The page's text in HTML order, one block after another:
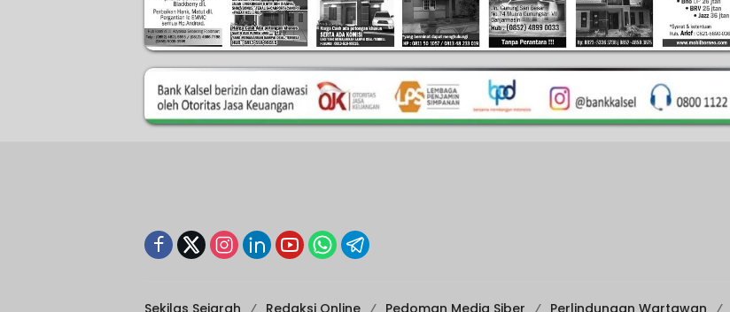
Sekilas Sejarah Redaksi Online Pedoman Media Siber Perlindungan Wartawan